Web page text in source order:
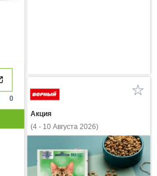
0
Акция
(4 - 10 Августа 2026)